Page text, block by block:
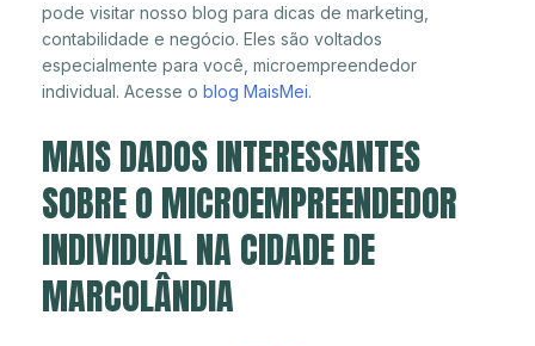
pode visitar nosso blog para dicas de marketing,
contabilidade e negócio. Eles são voltados
especialmente para você, microempreendedor
individual. Acesse o blog MaisMei.
MAIS DADOS INTERESSANTES
SOBRE O MICROEMPREENDEDOR
INDIVIDUAL NA CIDADE DE
MARCOLÂNDIA